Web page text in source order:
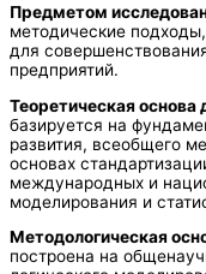
Предметом
методические
для
предприятий.
Теоретическая основа
базируется на
развития, всеобщего
основах
международных и
моделирования и
Методологическая
построена на